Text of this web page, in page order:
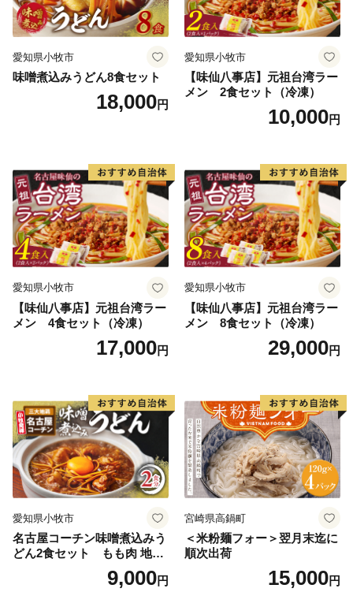
愛知県小牧市
味噌煮込みうどん8食セット
18,000円
愛知県小牧市
【味仙八事店】元祖台湾ラー
メン 2食セット（冷凍）
10,000円
愛知県小牧市
【味仙八事店】元祖台湾ラー
メン 4食セット（冷凍）
17,000円
愛知県小牧市
【味仙八事店】元祖台湾ラー
メン 8食セット（冷凍）
29,000円
愛知県小牧市
名古屋コーチン味噌煮込みう
どん2食セット もも肉 地鶏
9,000円
宮崎県高鍋町
＜米粉麺フォー＞翌月末迄に
順次出荷
15,000円